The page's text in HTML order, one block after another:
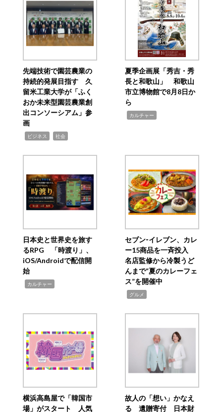
先端技術で園芸農業の
持続的発展目指す 久
留米工業大学が「ふく
おか未来型園芸農業創
出コンソーシアム」参
画
ビジネス 社会
夏季企画展「秀吉・秀
長と和歌山」 和歌山
市立博物館で8月8日か
ら
カルチャー
日本史と世界史を旅す
るRPG 「時渡り」、
iOS/Androidで配信開
始
カルチャー
セブン‐イレブン、カレ
ー15商品を一斉投入
名店監修から冷製うど
んまで“夏のカレーフェ
ス”を開催中
グルメ
横浜高島屋で「韓国市
場」がスタート 人気
故人の「想い」かなえ
る 遺贈寄付 日本財